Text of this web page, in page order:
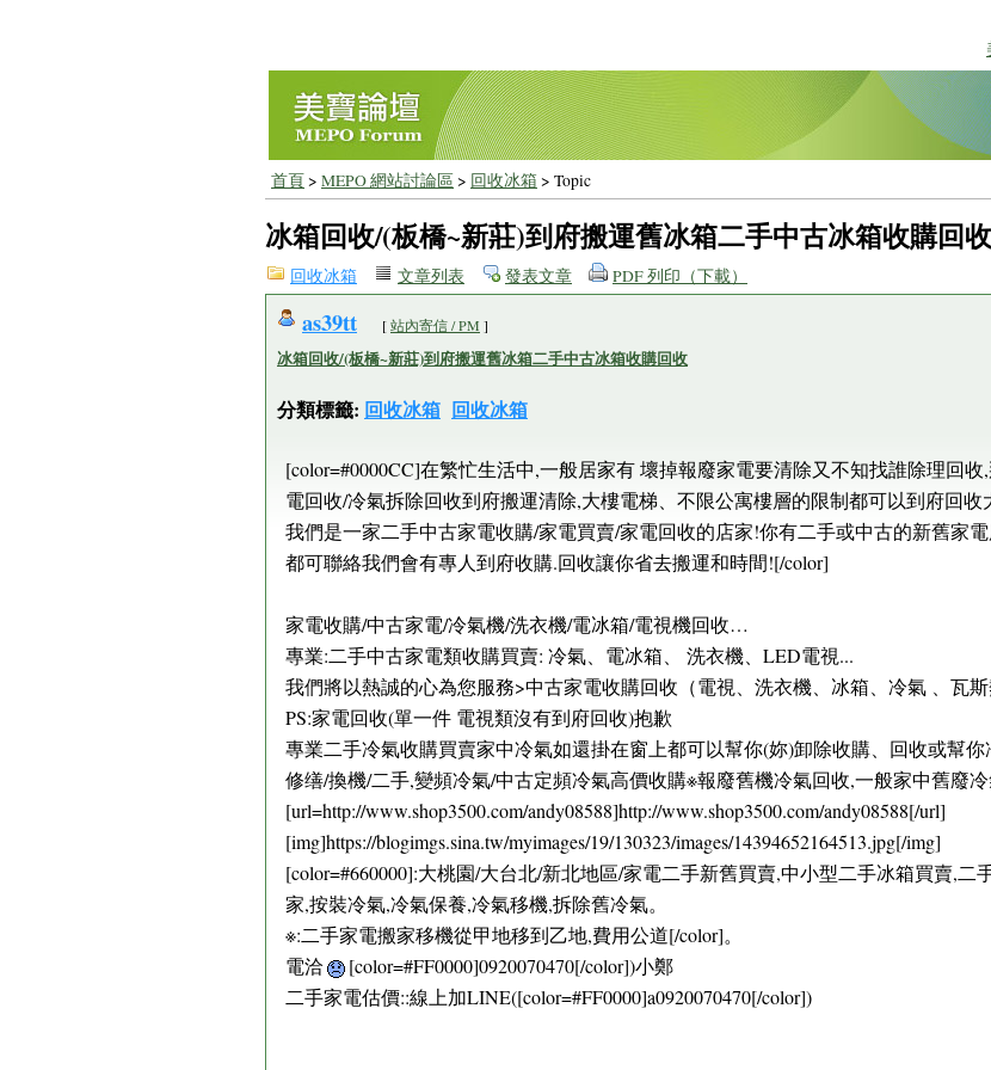
首頁> MEPO 網站討論區> 回收冰箱> Topic
冰箱回收/(板橋~新莊)到府搬運舊冰箱二手中古冰箱收購回收
回收冰箱 文章列表 發表文章 PDF 列印（下載）
as39tt [站內寄信 / PM ]
冰箱回收/(板橋~新莊)到府搬運舊冰箱二手中古冰箱收購回收
分類標籤: 回收冰箱 回收冰箱
[color=#0000CC]在繁忙生活中,一般居家有 壞掉報廢家電要清除又不知找誰除理回
電回收/冷氣拆除回收到府搬運清除,大樓電梯、不限公寓樓層的限制都可以到府回收
我們是一家二手中古家電收購/家電買賣/家電回收的店家!你有二手或中古的新舊家
都可聯絡我們會有專人到府收購.回收讓你省去搬運和時間![/color]
家電收購/中古家電/冷氣機/洗衣機/電冰箱/電視機回收…
專業:二手中古家電類收購買賣: 冷氣、電冰箱、 洗衣機、LED電視...
我們將以熱誠的心為您服務>中古家電收購回收（電視、洗衣機、冰箱、冷氣 、瓦
PS:家電回收(單一件 電視類沒有到府回收)抱歉
專業二手冷氣收購買賣家中冷氣如還掛在窗上都可以幫你(妳)卸除收購、回收或幫
修缮/換機/二手,變頻冷氣/中古定頻冷氣高價收購※報廢舊機冷氣回收,一般家中舊廢
[url=http://www.shop3500.com/andy08588]http://www.shop3500.com/andy08588[/url]
[img]https://blogimgs.sina.tw/myimages/19/130323/images/14394652164513.jpg[/img]
[color=#660000]:大桃園/大台北/新北地區/家電二手新舊買賣,中小型二手冰箱買賣,
家,按裝冷氣,冷氣保養,冷氣移機,拆除舊冷氣。
※:二手家電搬家移機從甲地移到乙地,費用公道[/color]。
電洽
[color=#FF0000]0920070470[/color])小鄭
二手家電估價::線上加LINE([color=#FF0000]a0920070470[/color])